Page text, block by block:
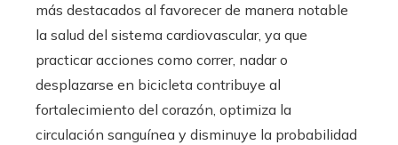
más destacados al favorecer de manera notable
la salud del sistema cardiovascular, ya que
practicar acciones como correr, nadar o
desplazarse en bicicleta contribuye al
fortalecimiento del corazón, optimiza la
circulación sanguínea y disminuye la probabilidad